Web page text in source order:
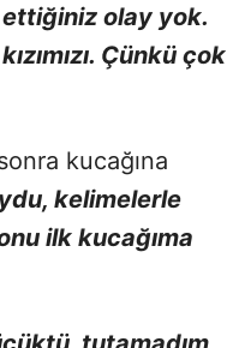
ettiğiniz olay yok.
Çünkü çok
kucağına
kelimelerle
ilk kucağıma